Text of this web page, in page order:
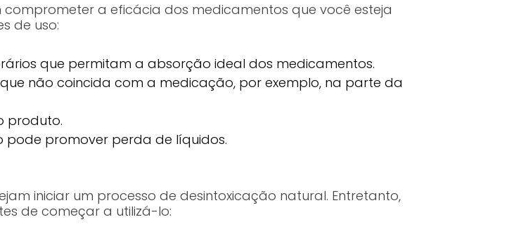
comprometer a eficácia dos medicamentos que você esteja
de uso:
que permitam a absorção ideal dos medicamentos.
não coincida com a medicação, por exemplo, na parte da
produto.
pode promover perda de líquidos.
iniciar um processo de desintoxicação natural. Entretanto,
de começar a utilizá-lo: